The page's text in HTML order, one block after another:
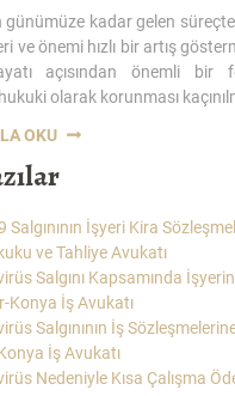
günümüze kadar gelen süreçte
ve önemi hızlı bir artış
açısından önemli bir
olarak korunması
OKU“MARKA
TALEBI
MARKANIN
İPTAL
HALLERI-
KONYA
MARKA
PATENT
AVUKATI”
Salgınının İşyeri Kira
ve Tahliye Avukatı
Salgını Kapsamında
Konya İş Avukatı
Salgınının İş
İş Avukatı
Nedeniyle Kısa Çalışma